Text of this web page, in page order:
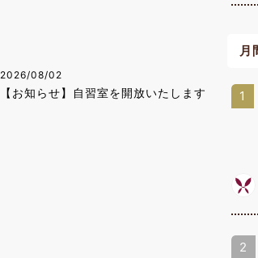
2026/08/02
【お知らせ】自習室を開放いたします
月
1
2